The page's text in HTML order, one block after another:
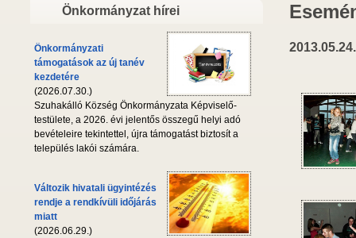
Önkormányzat hírei
Önkormányzati
támogatások az új tanév
kezdetére
(2026.07.30.)
Szuhakálló Község Önkormányzata Képviselő-
testülete, a 2026. évi jelentős összegű helyi adó
bevételeire tekintettel, újra támogatást biztosít a
település lakói számára.
Változik hivatali ügyintézés
rendje a rendkívüli időjárás
miatt
(2026.06.29.)
2013.05.24.